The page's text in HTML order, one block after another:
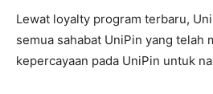
Lewat loyalty program terbaru,
semua sahabat UniPin yang telah
kepercayaan pada UniPin untuk